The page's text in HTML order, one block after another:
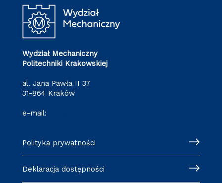
Wydział Mechaniczny
Politechniki Krakowskiej
al. Jana Pawła II 37
31-864 Kraków
e-mail:
Polityka prywatności
Deklaracja dostępności